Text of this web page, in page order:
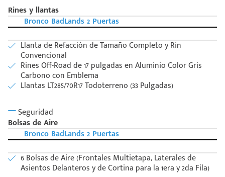
Rines y llantas
Bronco BadLands 2 Puertas
Llanta de Refacción de Tamaño Completo y Rin
Convencional
Rines Off-Road de 17 pulgadas en Aluminio Color Gris
Carbono con Emblema
Llantas LT285/70R17 Todoterreno (33 Pulgadas)
Seguridad
Bolsas de Aire
Bronco BadLands 2 Puertas
6 Bolsas de Aire (Frontales Multietapa, Laterales de
Asientos Delanteros y de Cortina para la 1era y 2da Fila)